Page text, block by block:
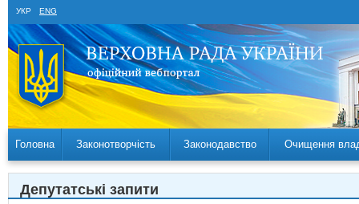
УКР ENG
Головна Законотворчість Законодавство Очищення
Депутатські запити